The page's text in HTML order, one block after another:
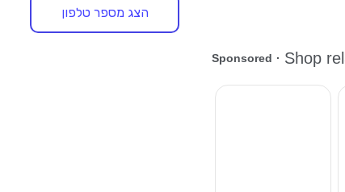
הצג מספר טלפון